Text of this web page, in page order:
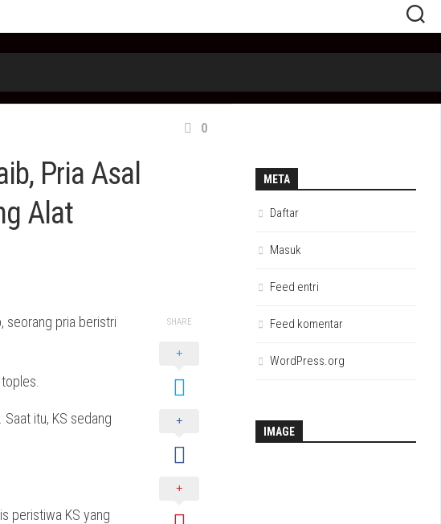
0
Pria Asal
Alat
seorang pria beristri
itu, KS sedang
peristiwa KS yang
SHARE
META
Daftar
Masuk
Feed entri
Feed komentar
WordPress.org
IMAGE